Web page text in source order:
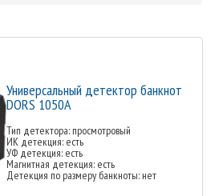
Универсальный детектор банкнот
DORS 1050A
Тип детектора: просмотровый
ИК детекция: есть
УФ детекция: есть
Магнитная детекция: есть
Детекция по размеру банкноты: нет